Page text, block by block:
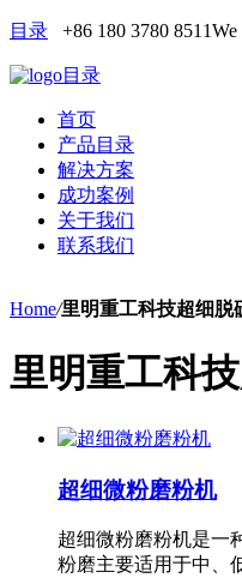
目录 +86 180 3780 8511We
目录
首页
产品目录
解决方案
成功案例
关于我们
联系我们
Home/里明重工科技超细脱
里明重工科
超细微粉磨粉机
超细微粉磨粉机是一
粉磨主要适用于中、